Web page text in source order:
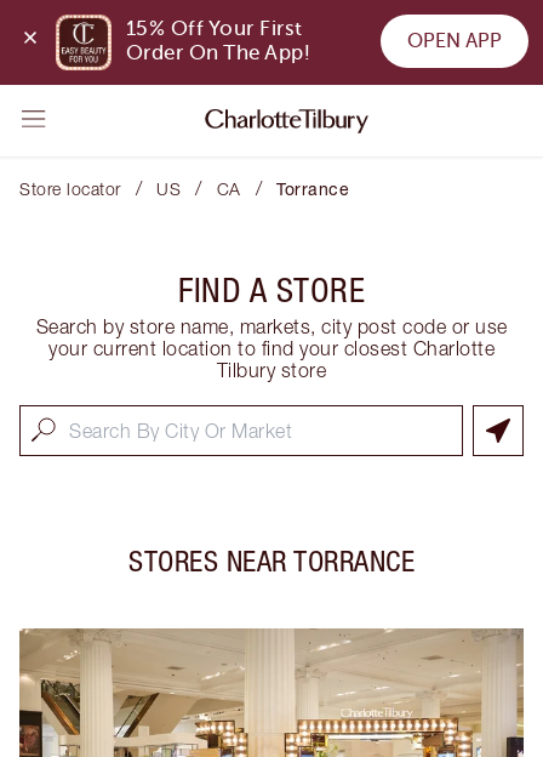
15% Off Your First
Order On The App!
OPEN APP
Store locator / US / CA / Torrance
FIND A STORE
Search by store name, markets, city post code or use
your current location to find your closest Charlotte
Tilbury store
STORES NEAR TORRANCE